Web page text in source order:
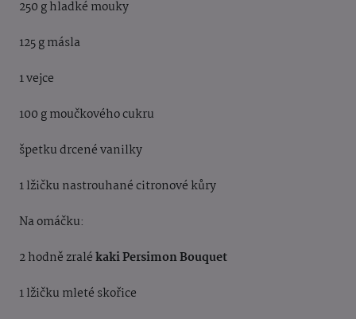
250 g hladké mouky
125 g másla
1 vejce
100 g moučkového cukru
špetku drcené vanilky
1 lžičku nastrouhané citronové kůry
Na omáčku:
2 hodně zralékaki Persimon Bouquet
1 lžičku mleté skořice